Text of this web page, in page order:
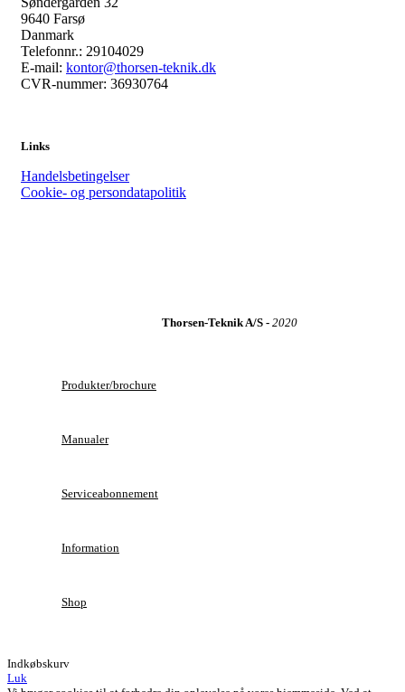
9640 Farsø
Danmark
Telefonnr.: 29104029
E-mail: kontor@thorsen-teknik.dk
CVR-nummer: 36930764
Links
Handelsbetingelser
Cookie- og persondatapolitik
Thorsen-Teknik A/S - 2020
Produkter/brochure
Manualer
Serviceabonnement
Information
Shop
Indkøbskurv
Luk